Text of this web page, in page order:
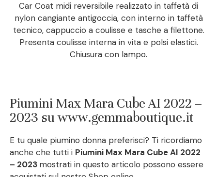
Car Coat midi reversibile realizzato in taffetà di
nylon cangiante antigoccia, con interno in taffetà
tecnico, cappuccio a coulisse e tasche a filettone.
Presenta coulisse interna in vita e polsi elastici.
Chiusura con lampo.
Piumini Max Mara Cube AI 2022 –
2023 su www.gemmaboutique.it
E tu quale piumino donna preferisci? Ti ricordiamo
anche che tutti i Piumini Max Mara Cube AI 2022
– 2023 mostrati in questo articolo possono essere